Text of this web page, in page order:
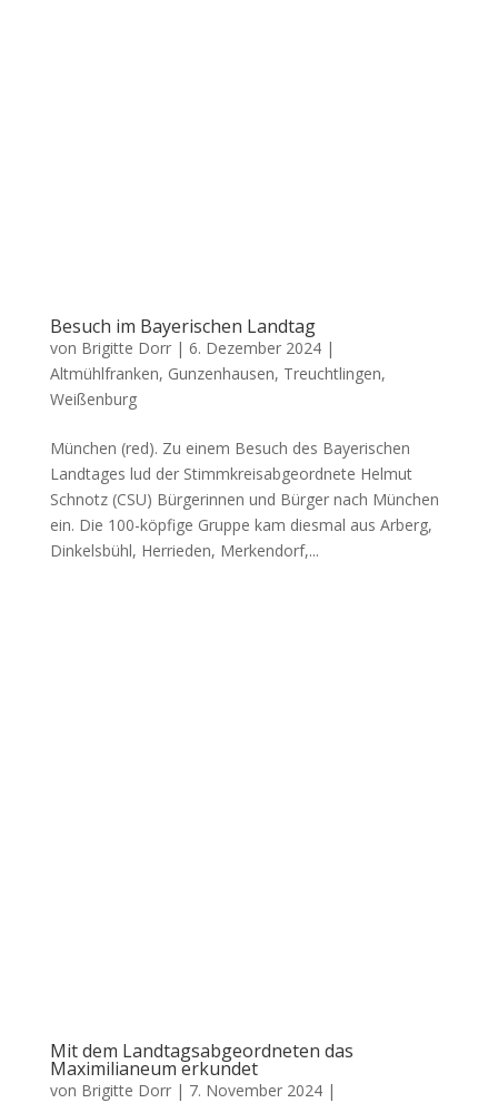
Besuch im Bayerischen Landtag
von Brigitte Dorr| 6. Dezember 2024|
Altmühlfranken, Gunzenhausen, Treuchtlingen,
Weißenburg
Mün­chen (red). Zu einem Besuch des Baye­ri­schen
Land­ta­ges lud der Stimm­kreis­ab­ge­ord­ne­te Hel­mut
Schnotz (CSU) Bür­ge­rin­nen und Bür­ger nach Mün­chen
ein. Die 100-köp­fi­ge Grup­pe kam dies­mal aus Arberg,
Din­kels­bühl, Her­rie­den, Mer­ken­dorf,...
Mit dem Landtagsabgeordneten das
Maximilianeum erkundet
von Brigitte Dorr| 7. November 2024|